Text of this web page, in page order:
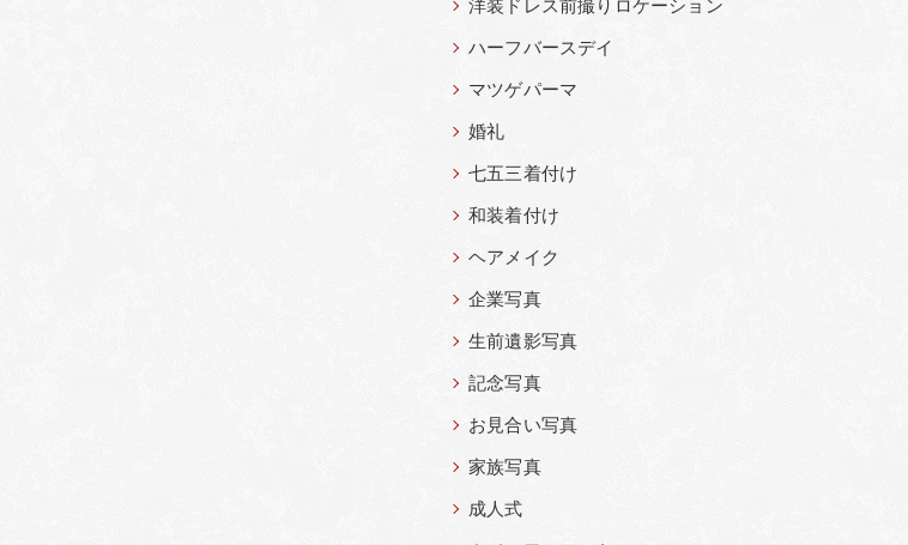
洋装ドレス前撮りロケーション
ハーフバースデイ
マツゲパーマ
婚礼
七五三着付け
和装着付け
ヘアメイク
企業写真
生前遺影写真
記念写真
お見合い写真
家族写真
成人式